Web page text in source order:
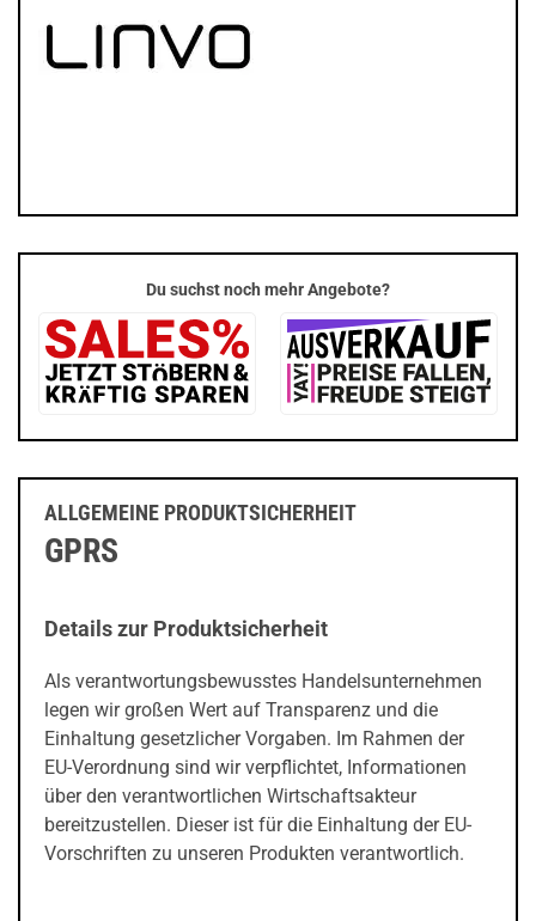
Du suchst noch mehr Angebote?
ALLGEMEINE PRODUKTSICHERHEIT
GPRS
Details zur Produktsicherheit
Als verantwortungsbewusstes Handelsunternehmen
legen wir großen Wert auf Transparenz und die
Einhaltung gesetzlicher Vorgaben. Im Rahmen der
EU-Verordnung sind wir verpflichtet, Informationen
über den verantwortlichen Wirtschaftsakteur
bereitzustellen. Dieser ist für die Einhaltung der EU-
Vorschriften zu unseren Produkten verantwortlich.